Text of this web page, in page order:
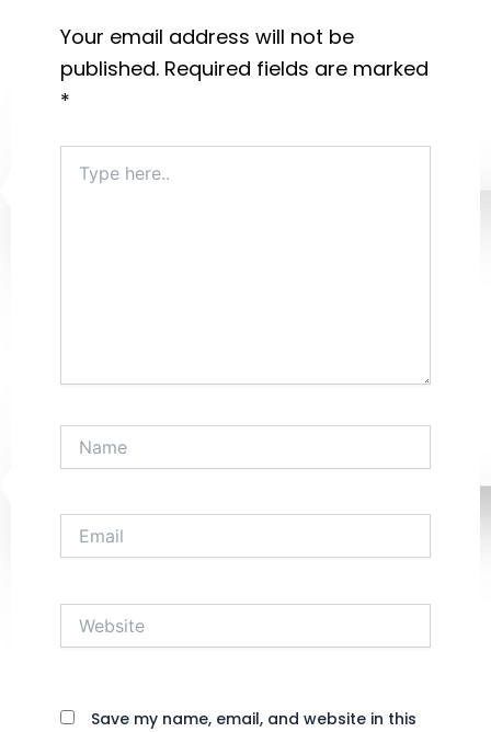
Your email address will not be
published. Required fields are marked
*
here..
Email
Save my name, email, and website in this